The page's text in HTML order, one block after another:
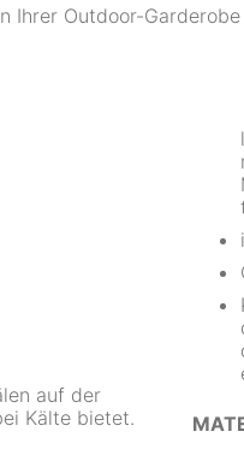
Ihrer Outdoor-Garderobe
auf der
Kälte bietet.